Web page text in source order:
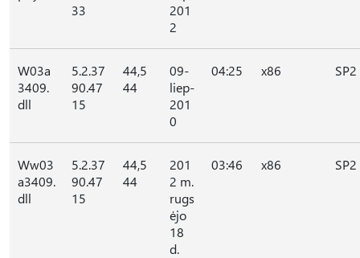
33
201
2
W03a
3409.
dll
5.2.37
90.47
15
44,5
44
09-
liep-
201
0
04:25 x86 SP2
Ww03
a3409.
dll
5.2.37
90.47
15
44,5
44
201
2 m.
rugs
ėjo
18
d.
03:46 x86 SP2